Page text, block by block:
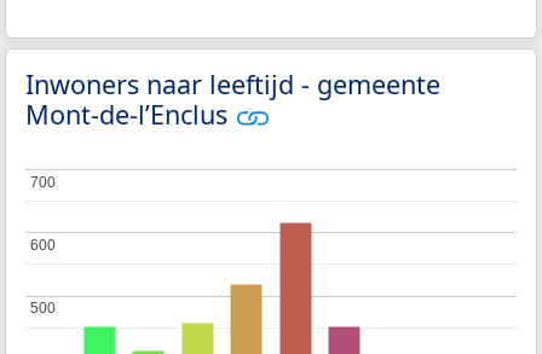
Inwoners naar leeftijd - gemeente
Mont-de-l’Enclus
500
500
600
600
700
700